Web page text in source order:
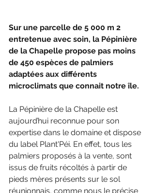
Sur une parcelle de 5 000 m 2
entretenue avec soin, la Pépinière
de la Chapelle propose pas moins
de 450 espèces de palmiers
adaptées aux différents
microclimats que connait notre île.
La Pépinière de la Chapelle est
aujourd’hui reconnue pour son
expertise dans le domaine et dispose
du label Plant'Péi. En effet, tous les
palmiers proposés à la vente, sont
issus de fruits récoltés à partir de
pieds mères présents sur le sol
réunionnais, comme nous le précise